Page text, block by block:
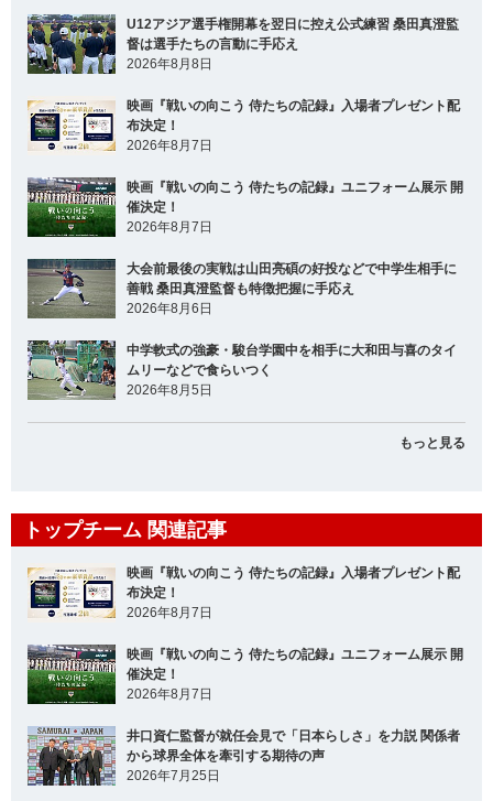
U12アジア選手権開幕を翌日に控え公式練習 桑田真澄監
督は選手たちの言動に手応え
2026年8月8日
映画『戦いの向こう 侍たちの記録』入場者プレゼント配
布決定！
2026年8月7日
映画『戦いの向こう 侍たちの記録』ユニフォーム展示 開
催決定！
2026年8月7日
大会前最後の実戦は山田亮碩の好投などで中学生相手に
善戦 桑田真澄監督も特徴把握に手応え
2026年8月6日
中学軟式の強豪・駿台学園中を相手に大和田与喜のタイ
ムリーなどで食らいつく
2026年8月5日
もっと見る
トップチーム 関連記事
映画『戦いの向こう 侍たちの記録』入場者プレゼント配
布決定！
2026年8月7日
映画『戦いの向こう 侍たちの記録』ユニフォーム展示 開
催決定！
2026年8月7日
井口資仁監督が就任会見で「日本らしさ」を力説 関係者
から球界全体を牽引する期待の声
2026年7月25日